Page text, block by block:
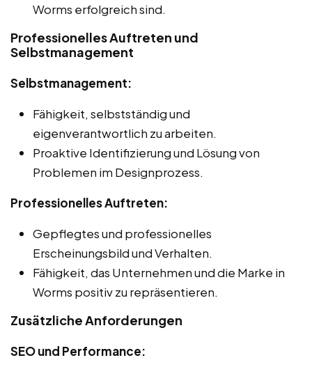
Worms erfolgreich sind.
Professionelles Auftreten und
Selbstmanagement
Selbstmanagement:
Fähigkeit, selbstständig und
eigenverantwortlich zu arbeiten.
Proaktive Identifizierung und Lösung von
Problemen im Designprozess.
Professionelles Auftreten:
Gepflegtes und professionelles
Erscheinungsbild und Verhalten.
Fähigkeit, das Unternehmen und die Marke in
Worms positiv zu repräsentieren.
Zusätzliche Anforderungen
SEO und Performance: